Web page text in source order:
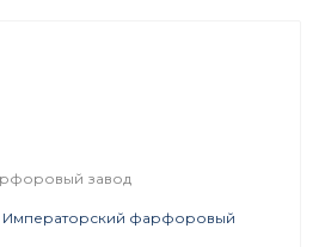
завод
Императорский фарфоровый